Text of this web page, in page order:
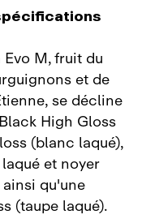
M, fruit du
et de
se décline
High Gloss
(blanc laqué),
et noyer
qu'une
(taupe laqué).